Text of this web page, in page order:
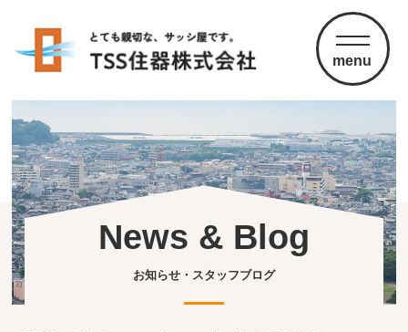
menu
News & Blog
お知らせ・スタッフブログ